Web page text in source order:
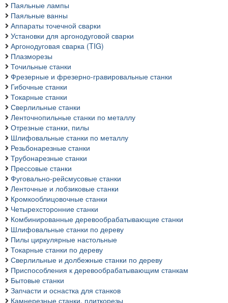
Паяльные лампы
Паяльные ванны
Аппараты точечной сварки
Установки для аргонодуговой сварки
Аргонодуговая сварка (TIG)
Плазморезы
Точильные станки
Фрезерные и фрезерно-гравировальные станки
Гибочные станки
Токарные станки
Сверлильные станки
Ленточнопильные станки по металлу
Отрезные станки, пилы
Шлифовальные станки по металлу
Резьбонарезные станки
Трубонарезные станки
Прессовые станки
Фуговально-рейсмусовые станки
Ленточные и лобзиковые станки
Кромкооблицовочные станки
Четырехсторонние станки
Комбинированные деревообрабатывающие станки
Шлифовальные станки по дереву
Пилы циркулярные настольные
Токарные станки по дереву
Сверлильные и долбежные станки по дереву
Приспособления к деревообрабатывающим станкам
Бытовые станки
Запчасти и оснастка для станков
Камнерезные станки, плиткорезы